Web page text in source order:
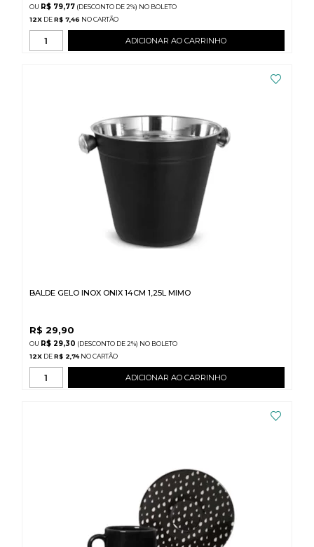
R$ 79,77 (DESCONTO DE 2%) NO BOLETO
12X DE R$ 7,46
ADICIONAR AO CARRINHO
BALDE GELO INOX ONIX 14CM 1,25L MIMO
R$ 29,90
R$ 29,30 (DESCONTO DE 2%) NO BOLETO
12X DE R$ 2,74
ADICIONAR AO CARRINHO